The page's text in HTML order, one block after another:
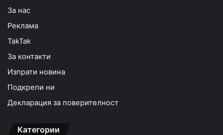
За нас
Реклама
TakTak
За контакти
Изпрати новина
Подкрепи ни
Декларация за поверителност
Категории